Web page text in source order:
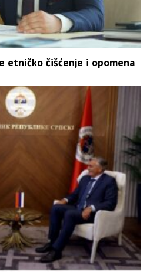
etničko čišćenje i opomena